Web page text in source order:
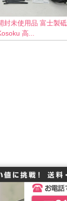
封未使用品 富士製砥
高...